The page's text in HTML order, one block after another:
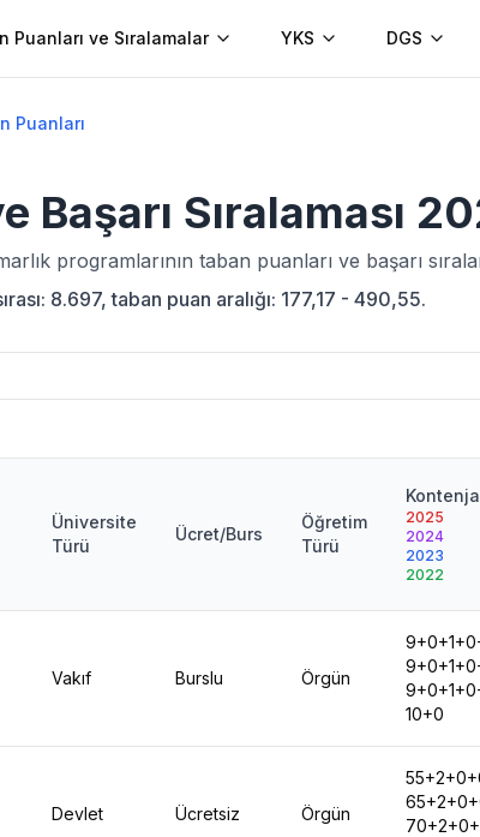
Puanları ve Sıralamalar YKS DGS
Puanları
Başarı Sıralaması
programlarının taban puanları ve başarı
8.697, taban puan aralığı: 177,17 - 490,55.
Üniversite
Türü
Ücret/Burs
Öğretim
Türü
2025
2024
2023
2022
Vakıf Burslu Örgün
10+0
Devlet Ücretsiz Örgün